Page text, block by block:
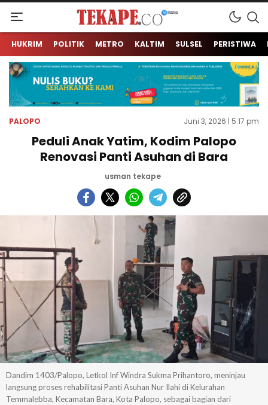
Tekape.co
Jendela Informasi Kita
HUKRIM POLITIK METRO KALTIM SULSEL PERISTIWA
PALOPO Juni 3, 2026 | 5:17 pm
Peduli Anak Yatim, Kodim Palopo
Renovasi Panti Asuhan di Bara
usman tekape
Dandim 1403/Palopo, Letkol Inf Windra Sukma Prihantoro, meninjau
langsung proses rehabilitasi Panti Asuhan Nur Ilahi di Kelurahan
Temmalebba, Kecamatan Bara, Kota Palopo, sebagai bagian dari